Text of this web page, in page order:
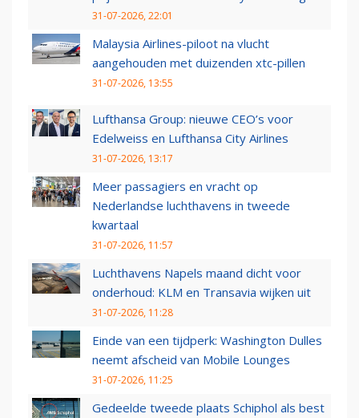
31-07-2026, 22:01
Malaysia Airlines-piloot na vlucht
aangehouden met duizenden xtc-pillen
31-07-2026, 13:55
Lufthansa Group: nieuwe CEO’s voor
Edelweiss en Lufthansa City Airlines
31-07-2026, 13:17
Meer passagiers en vracht op
Nederlandse luchthavens in tweede
kwartaal
31-07-2026, 11:57
Luchthavens Napels maand dicht voor
onderhoud: KLM en Transavia wijken uit
31-07-2026, 11:28
Einde van een tijdperk: Washington Dulles
neemt afscheid van Mobile Lounges
31-07-2026, 11:25
Gedeelde tweede plaats Schiphol als best